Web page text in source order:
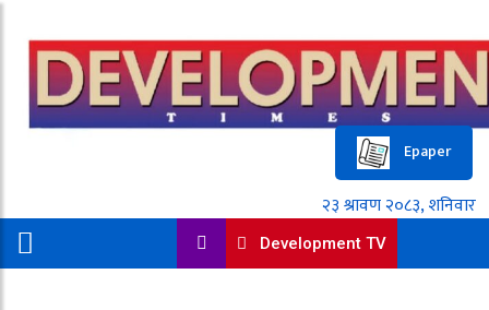
Epaper
Development TV